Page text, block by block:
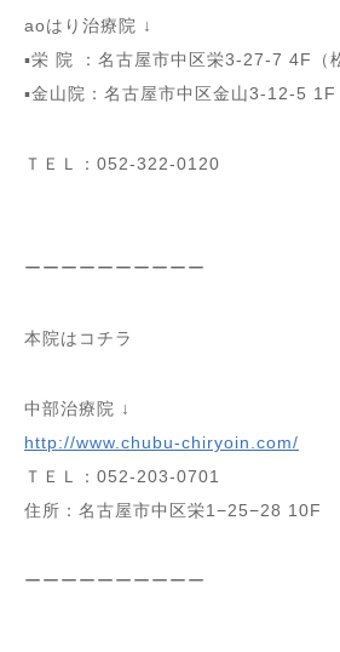
aoはり治療院 ↓
▪️栄 院 ：名古屋市中区栄3-27-7 4F（
▪️金山院：名古屋市中区金山3-12-5 1F
ＴＥＬ：052-322-0120
ーーーーーーーーーー
本院はコチラ
中部治療院 ↓
http://www.chubu-chiryoin.com/
ＴＥＬ：052-203-0701
住所：名古屋市中区栄1−25−28 10F
ーーーーーーーーーー